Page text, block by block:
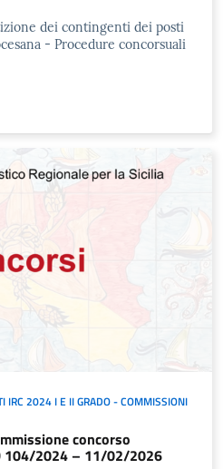
dei contingenti dei posti
- Procedure concorsuali
IRC 2024 I E II GRADO - COMMISSIONI
concorso
104/2024 – 11/02/2026